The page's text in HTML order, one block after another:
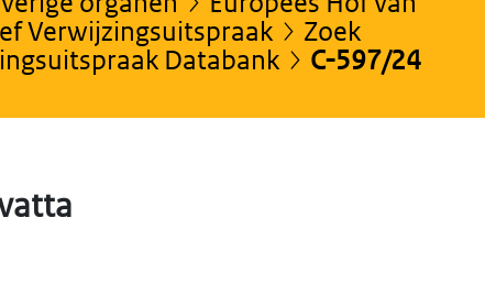
Verwijzingsuitspraak
Zoek
Databank
C-597/24